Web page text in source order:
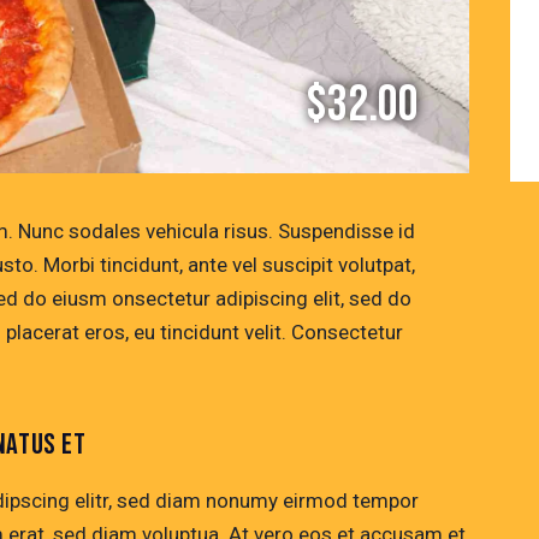
$32.00
Nunc sodales vehicula risus. Suspendisse id
Morbi tincidunt, ante vel suscipit volutpat,
do eiusm onsectetur adipiscing elit, sed do
eros, eu tincidunt velit. Consectetur
ET
elitr, sed diam nonumy eirmod tempor
sed diam voluptua. At vero eos et accusam et